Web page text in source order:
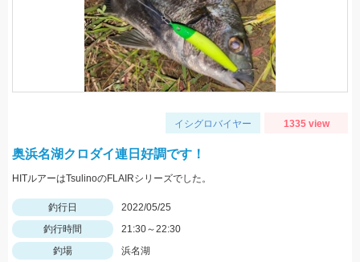
イシグロバイヤー 1335 view
奥浜名湖クロダイ連日好調です！
HITルアーはTsulinoのFLAIRシリーズでした。
釣行日
2022/05/25
釣行時間
21:30～22:30
釣場
浜名湖